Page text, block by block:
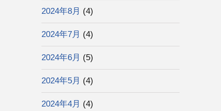
2024年8月 (4)
2024年7月 (4)
2024年6月 (5)
2024年5月 (4)
2024年4月 (4)